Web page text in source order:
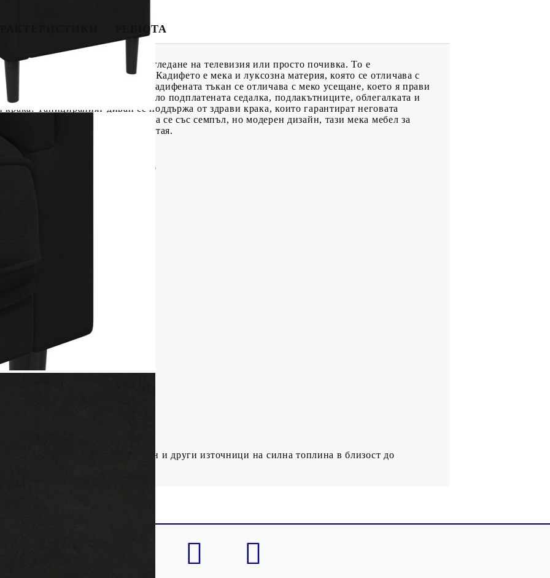
РЕВЮТА
време за разговори, четене, гледане на телевизия или просто почивка. То е
във вашия дом. Меко кадифе: Кадифето е мека и луксозна материя, която се отличава с
влакна за гладка повърхност. Кадифената тъкан се отличава с меко усещане, което я прави
е много удобен с дебело подплатената седалка, подлакътниците, облегалката и
Тапицираният диван се поддържа от здрави крака, които гарантират неговата
дизайн: Отличаваща се със семпъл, но модерен дизайн, тази мека мебел за
вниманието във вашата стая.
шперплат, масивно дърво
110 кг
се с риска от открит огън и други източници на силна топлина в близост до